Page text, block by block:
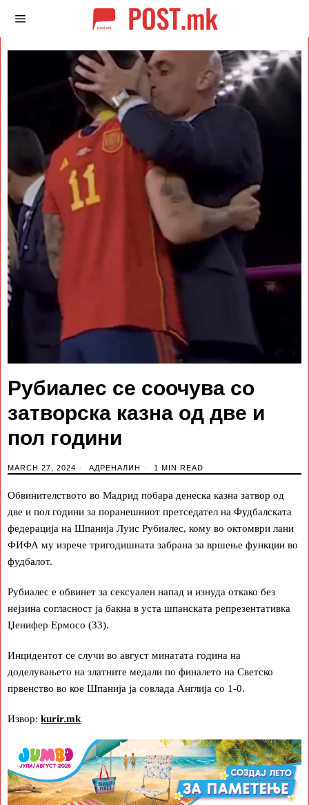
Рубиалес се соочува со
затворска казна од две и
пол години
MARCH 27, 2024 АДРЕНАЛИН 1 MIN READ
Обвинителството во Мадрид побара денеска казна затвор од
две и пол години за поранешниот претседател на Фудбалската
федерација на Шпанија Луис Рубиалес, кому во октомври лани
ФИФА му изрече тригодишната забрана за вршење функции во
фудбалот.
Рубиалес е обвинет за сексуален напад и изнуда откако без
нејзина согласност ја бакна в уста шпанската репрезентативка
Џенифер Ермосо (33).
Инцидентот се случи во август минатата година на
доделувањето на златните медали по финалето на Светско
првенство во кое Шпанија ја совлада Англија со 1-0.
Извор: kurir.mk